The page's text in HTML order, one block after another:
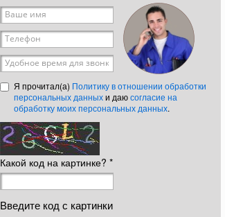
Ваше имя*
Телефон*
Удобное время для звонка
Я прочитал(а) Политику в отношении обработки
персональных данныхи даюсогласие на
обработку моих персональных данных.
Какой код на картинке? *
Введите код с картинки